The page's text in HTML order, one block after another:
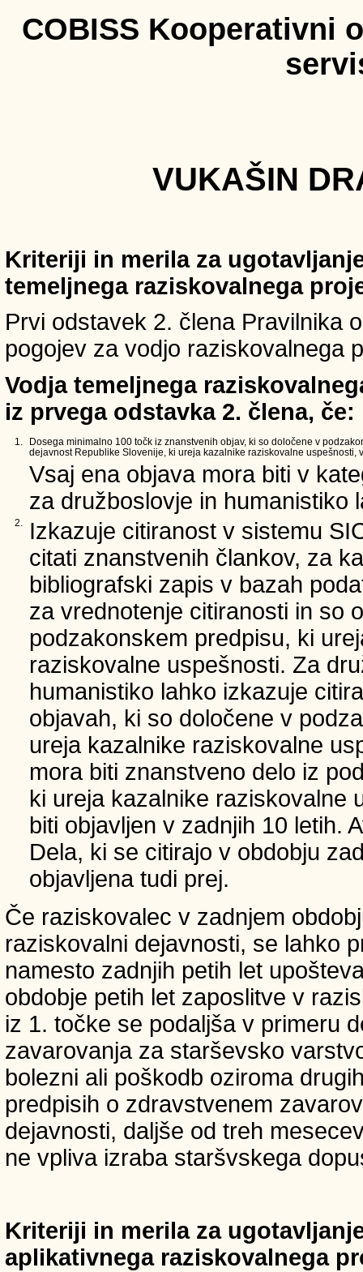
COBISS Kooperativni
VUKAŠIN
Kriteriji in merila za
temeljnega raziskovalnega
Prvi odstavek 2. člena Pravilnika
pogojev za vodjo raziskovalnega
Vodja temeljnega
iz prvega odstavka 2. člena, če:
1.
Dosega minimalno 100 točk iz znanstvenih objav, ki so določene v
dejavnost Republike Slovenije, ki ureja kazalnike raziskovalne uspešnosti,
Vsaj ena objava mora biti v
za družboslovje in humanistiko
2.
Izkazuje citiranost v sistemu
citati znanstvenih člankov, za
bibliografski zapis v bazah
za vrednotenje citiranosti in so
podzakonskem predpisu, ki
raziskovalne uspešnosti. Za
humanistiko lahko izkazuje
objavah, ki so določene v
ureja kazalnike raziskovalne
mora biti znanstveno delo iz
ki ureja kazalnike raziskovalne
biti objavljen v zadnjih 10 letih.
Dela, ki se citirajo v obdobju
objavljena tudi prej.
Če raziskovalec v zadnjem
raziskovalni dejavnosti, se lahko
namesto zadnjih petih let
obdobje petih let zaposlitve v
iz 1. točke se podaljša v primeru
zavarovanja za starševsko
bolezni ali poškodb oziroma
predpisih o zdravstvenem
dejavnosti, daljše od treh
ne vpliva izraba staršvskega
Kriteriji in merila za
aplikativnega raziskovalnega